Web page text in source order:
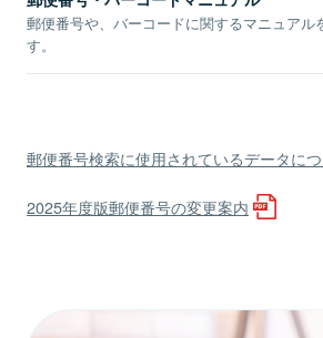
郵便番号や、バーコードに関するマニュアル
す。
郵便番号検索に使用されているデータに
2025年度版郵便番号の変更案内